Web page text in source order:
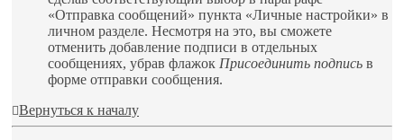
«Отправка сообщений» пункта «Личные настройки» в
личном разделе. Несмотря на это, вы сможете
отменить добавление подписи в отдельных
сообщениях, убрав флажок Присоединить подпись в
форме отправки сообщения.
Вернуться к началу